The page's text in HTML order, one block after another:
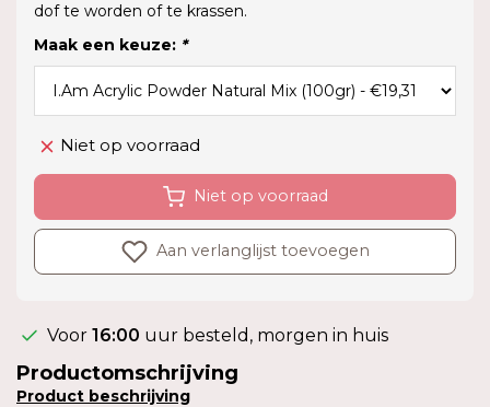
dof te worden of te krassen.
Maak een keuze: *
Niet op voorraad
Niet op voorraad
Aan verlanglijst toevoegen
Voor 16:00 uur besteld, morgen in huis
Productomschrijving
Product beschrijving